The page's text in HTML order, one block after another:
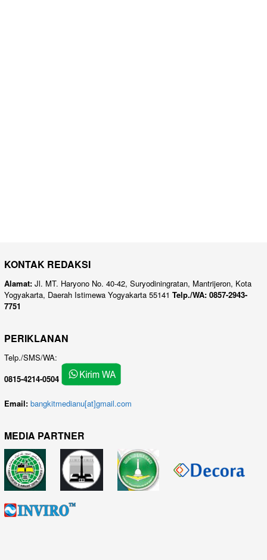
KONTAK REDAKSI
Alamat: Jl. MT. Haryono No. 40-42, Suryodiningratan, Mantrijeron, Kota
Yogyakarta, Daerah Istimewa Yogyakarta 55141 Telp./WA: 0857-2943-
7751
PERIKLANAN
Telp./SMS/WA:
0815-4214-0504
Email: bangkitmedianu[at]gmail.com
MEDIA PARTNER